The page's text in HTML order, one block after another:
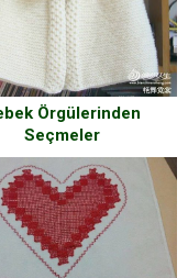
Örgülerinden
Seçmeler